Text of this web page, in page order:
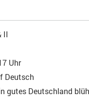
II
Uhr
Deutsch
gutes Deutschland